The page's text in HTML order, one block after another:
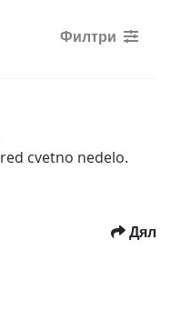
Филтри
cvetno nedelo.
Дял